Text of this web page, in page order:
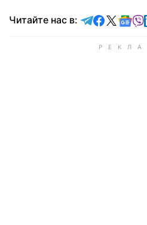
Читайте нас в: Читайте в
Читайте